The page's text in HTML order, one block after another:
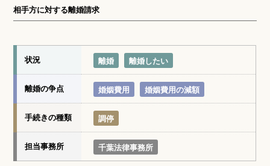
相手方に対する離婚請求
状況 離婚 離婚したい
離婚の争点 婚姻費用 婚姻費用の減額
手続きの種類 調停
担当事務所 千葉法律事務所